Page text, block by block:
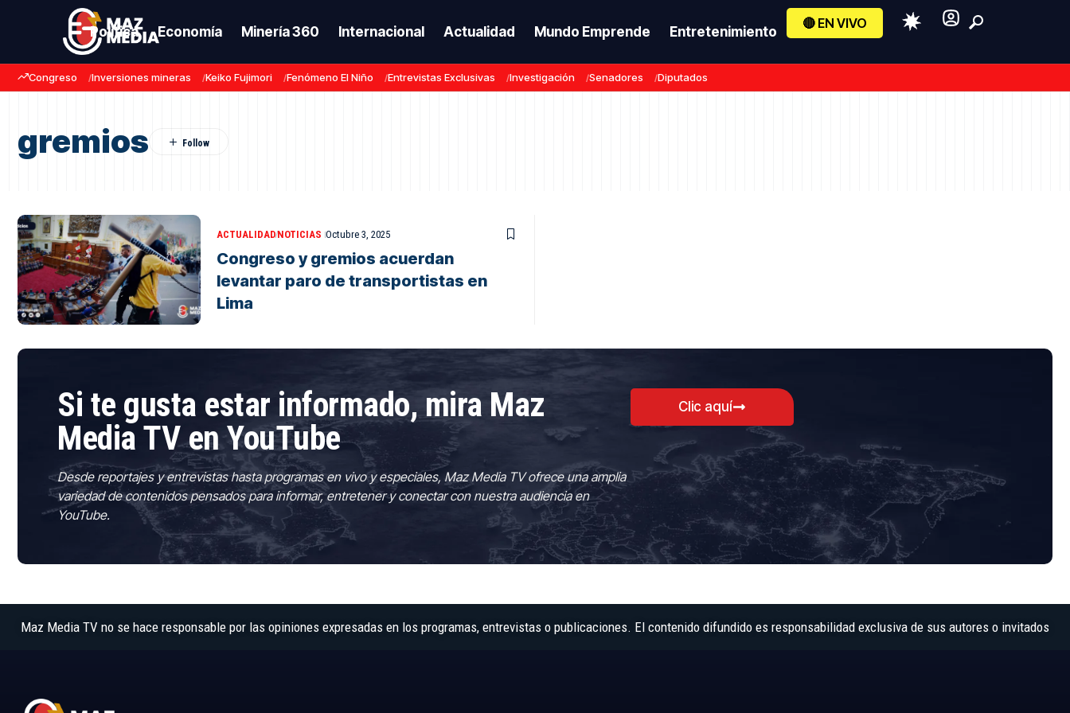
Política Economía Minería 360 Internacional Actualidad Mundo Emprende Entretenimiento
🔴 EN VIVO
Congreso Inversiones mineras Keiko Fujimori Fenómeno El Niño Entrevistas Exclusivas Investigación Senadores Diputados
gremios
ACTUALIDADNOTICIAS Octubre 3, 2025
Congreso y gremios acuerdan
levantar paro de transportistas en
Lima
Si te gusta estar informado, mira Maz
Media TV en YouTube
Desde reportajes y entrevistas hasta programas en vivo y especiales, Maz Media TV ofrece una amplia
variedad de contenidos pensados para informar, entretener y conectar con nuestra audiencia en
YouTube.
Clic aquí
Maz Media TV no se hace responsable por las opiniones expresadas en los programas, entrevistas o publicaciones. El contenido difundido es responsabilidad exclusiva de sus autores o invitados